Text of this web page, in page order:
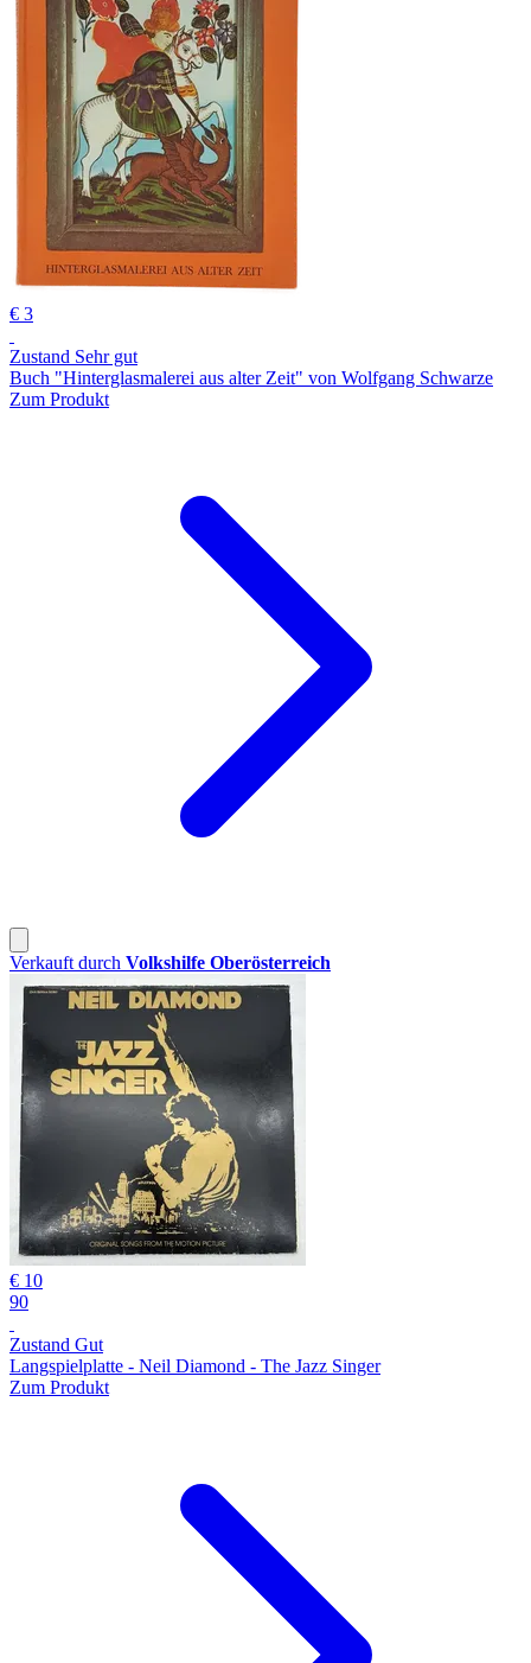
€ 3
Zustand Sehr gut
Buch "Hinterglasmalerei aus alter Zeit" von Wolfgang Schwarze
Zum Produkt
Verkauft durch Volkshilfe Oberösterreich
€ 10
90
Zustand Gut
Langspielplatte - Neil Diamond - The Jazz Singer
Zum Produkt